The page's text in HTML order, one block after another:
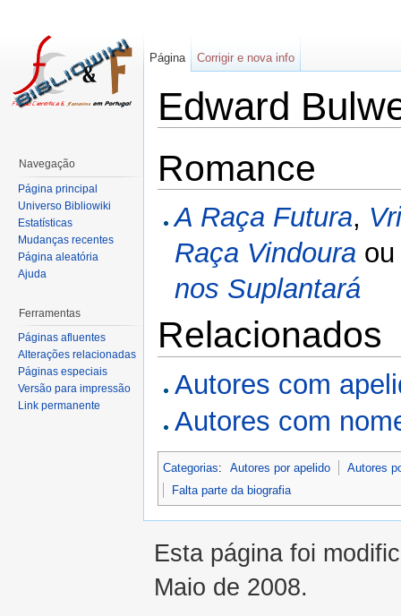
Edward
Romance
A Raça Futura,
Raça Vindoura
nos Suplantará
Relacionados
Autores com
Autores com
Categorias: Autores por apelido
Autores
Falta parte da biografia
Página Corrigir e nova info
Navegação
Página principal
Universo Bibliowiki
Estatísticas
Mudanças recentes
Página aleatória
Ajuda
Ferramentas
Páginas afluentes
Alterações relacionadas
Páginas especiais
Versão para impressão
Link permanente
Esta página foi
Maio de 2008.